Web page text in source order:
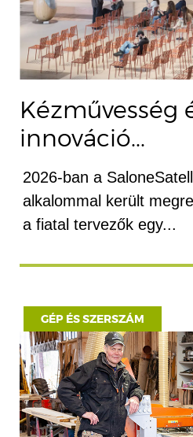
Kézművesség
innováció...
2026-ban a
alkalommal került
a fiatal tervezők egy...
GÉP ÉS SZERSZÁM